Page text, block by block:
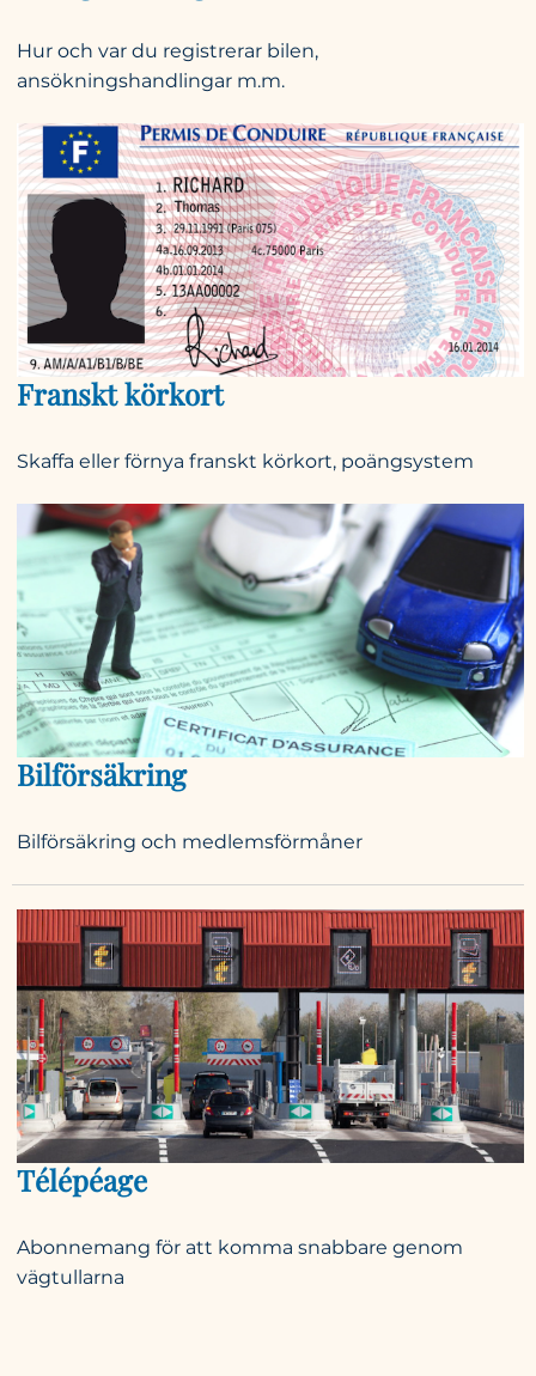
Hur och var du registrerar bilen,
ansökningshandlingar m.m.
Franskt körkort
Skaffa eller förnya franskt körkort, poängsystem
Bilförsäkring
Bilförsäkring och medlemsförmåner
Télépéage
Abonnemang för att komma snabbare genom
vägtullarna